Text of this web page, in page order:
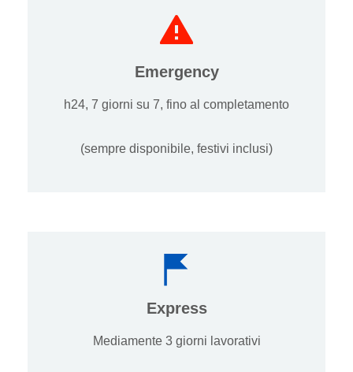
Emergency
h24, 7 giorni su 7, fino al completamento
(sempre disponibile, festivi inclusi)
Express
Mediamente 3 giorni lavorativi